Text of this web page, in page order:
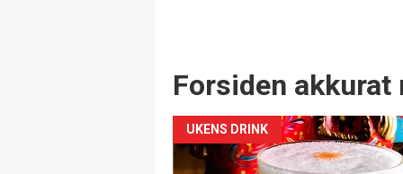
Forsiden akkurat
UKENS DRINK